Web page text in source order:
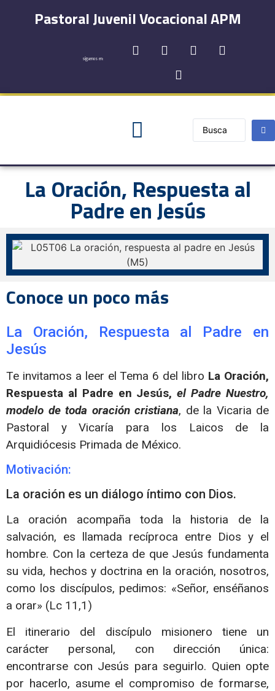
Pastoral Juvenil Vocacional APM
síguenos en:
La Oración, Respuesta al
Padre en Jesús
Conoce un poco más
La Oración, Respuesta al Padre en
Jesús
Te invitamos a leer el Tema 6 del libro La Oración,
Respuesta al Padre en Jesús,el Padre Nuestro,
modelo de toda oración cristiana, de la Vicaria de
Pastoral y Vicaría para los Laicos de la
Arquidiócesis Primada de México.
Motivación:
La oración es un diálogo íntimo con Dios.
La oración acompaña toda la historia de la
salvación, es llamada recíproca entre Dios y el
hombre. Con la certeza de que Jesús fundamenta
su vida, hechos y doctrina en la oración, nosotros,
como los discípulos, pedimos: «Señor, enséñanos
a orar» (Lc 11,1)
El itinerario del discípulo misionero tiene un
carácter personal, con dirección única:
encontrarse con Jesús para seguirlo. Quien opte
por hacerlo, asume el compromiso de formarse,